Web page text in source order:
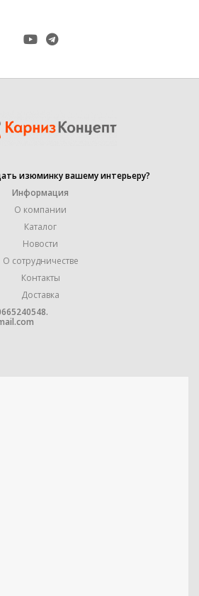
Универсальное
изюминку вашему интерьеру?
Информация
О компании
Каталог
Новости
О сотрудничестве
Контакты
Доставка